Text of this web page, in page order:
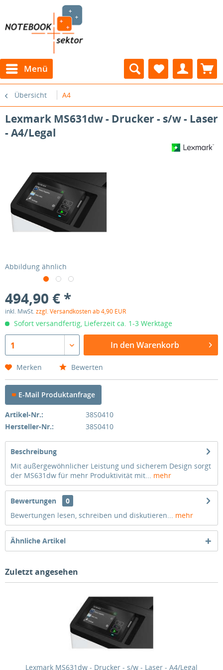
Menü
Übersicht A4
Lexmark MS631dw - Drucker - s/w - Laser
- A4/Legal
Abbildung ähnlich
494,90 € *
inkl. MwSt.zzgl. Versandkosten ab 4,90 EUR
Sofort versandfertig, Lieferzeit ca. 1-3 Werktage
1 In den Warenkorb
Merken Bewerten
E-Mail Produktanfrage
Artikel-Nr.:
38S0410
Hersteller-Nr.:
38S0410
Beschreibung
Mit außergewöhnlicher Leistung und sicherem Design sorgt
der MS631dw für mehr Produktivität mit... mehr
Bewertungen
0
Bewertungen lesen, schreiben und diskutieren... mehr
Ähnliche Artikel
Zuletzt angesehen
Lexmark MS631dw - Drucker - s/w - Laser - A4/Legal